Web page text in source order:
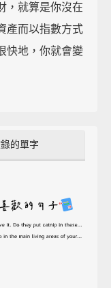
，就算是你沒在
產而以指數方式
快地，你就會變
的單字